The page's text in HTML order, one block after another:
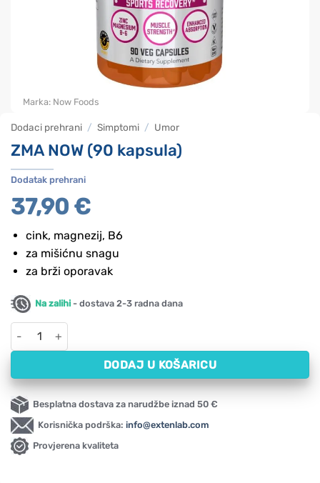
Dodaci prehrani / Simptomi / Umor
ZMA NOW (90 kapsula)
Dodatak prehrani
37,90 €
cink, magnezij, B6
za mišićnu snagu
za brži oporavak
Na zalihi - dostava 2-3 radna dana
ZMA NOW (90 kapsula) količina
DODAJ U KOŠARICU
Besplatna dostava za narudžbe iznad 50 €
Korisnička podrška: info@extenlab.com
Provjerena kvaliteta
Marka: Now Foods